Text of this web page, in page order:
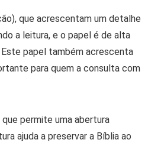
que acrescentam um detalhe
a leitura, e o papel é de alta
Este papel também acrescenta
para quem a consulta com
permite uma abertura
ajuda a preservar a Bíblia ao